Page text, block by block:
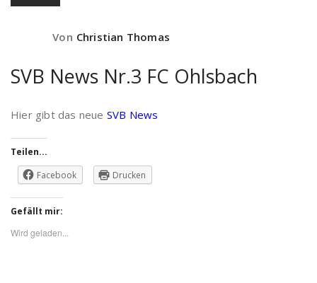
Von Christian Thomas
SVB News Nr.3 FC Ohlsbach
Hier gibt das neue SVB News
Teilen...
Facebook
Drucken
Gefällt mir:
Wird geladen...